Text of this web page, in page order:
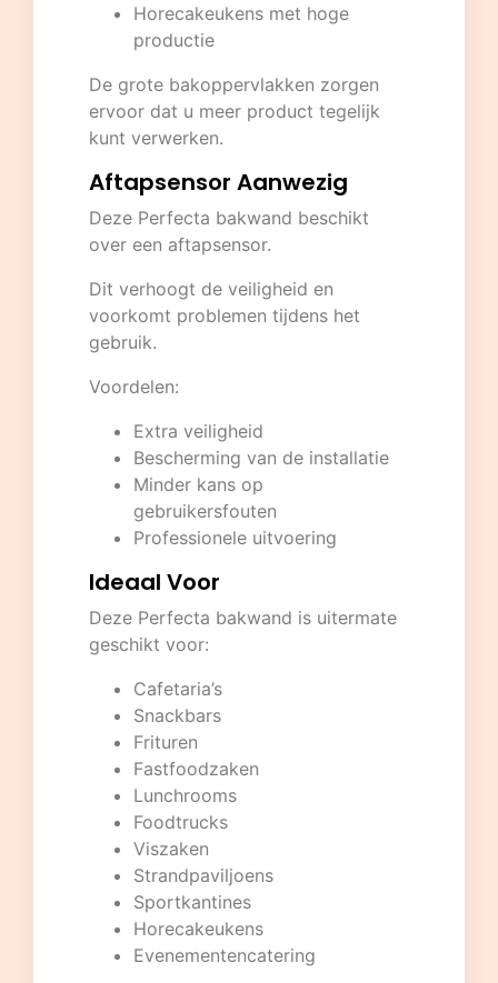
Horecakeukens met hoge
productie
De grote bakoppervlakken zorgen
ervoor dat u meer product tegelijk
kunt verwerken.
Aftapsensor Aanwezig
Deze Perfecta bakwand beschikt
over een aftapsensor.
Dit verhoogt de veiligheid en
voorkomt problemen tijdens het
gebruik.
Voordelen:
Extra veiligheid
Bescherming van de installatie
Minder kans op
gebruikersfouten
Professionele uitvoering
Ideaal Voor
Deze Perfecta bakwand is uitermate
geschikt voor:
Cafetaria’s
Snackbars
Frituren
Fastfoodzaken
Lunchrooms
Foodtrucks
Viszaken
Strandpaviljoens
Sportkantines
Horecakeukens
Evenementencatering